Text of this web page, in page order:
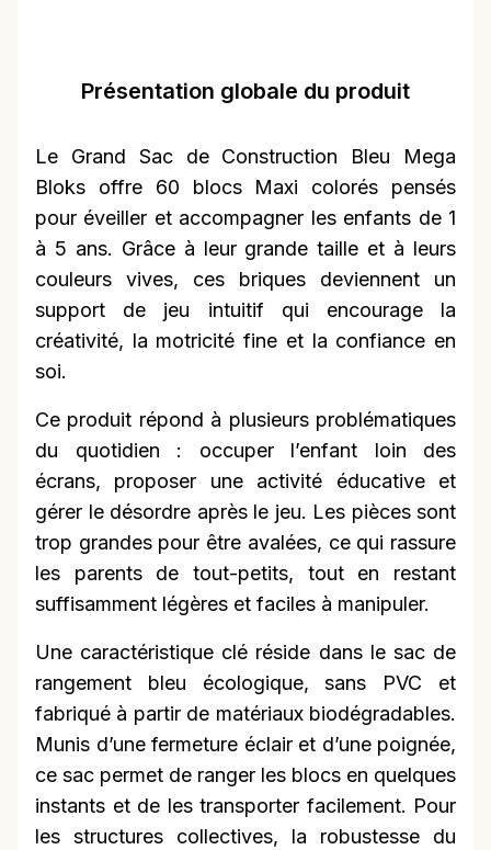
Présentation globale du produit
Le Grand Sac de Construction Bleu Mega
Bloks offre 60 blocs Maxi colorés pensés
pour éveiller et accompagner les enfants de 1
à 5 ans. Grâce à leur grande taille et à leurs
couleurs vives, ces briques deviennent un
support de jeu intuitif qui encourage la
créativité, la motricité fine et la confiance en
soi.
Ce produit répond à plusieurs problématiques
du quotidien : occuper l’enfant loin des
écrans, proposer une activité éducative et
gérer le désordre après le jeu. Les pièces sont
trop grandes pour être avalées, ce qui rassure
les parents de tout-petits, tout en restant
suffisamment légères et faciles à manipuler.
Une caractéristique clé réside dans le sac de
rangement bleu écologique, sans PVC et
fabriqué à partir de matériaux biodégradables.
Munis d’une fermeture éclair et d’une poignée,
ce sac permet de ranger les blocs en quelques
instants et de les transporter facilement. Pour
les structures collectives, la robustesse du